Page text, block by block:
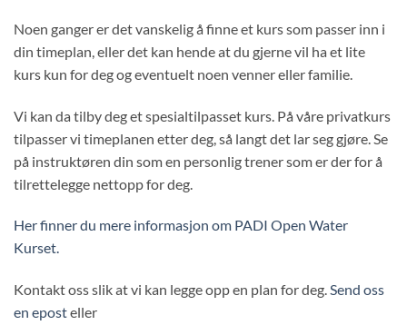
Noen ganger er det vanskelig å finne et kurs som passer inn i
din timeplan, eller det kan hende at du gjerne vil ha et lite
kurs kun for deg og eventuelt noen venner eller familie.
Vi kan da tilby deg et spesialtilpasset kurs. På våre privatkurs
tilpasser vi timeplanen etter deg, så langt det lar seg gjøre. Se
på instruktøren din som en personlig trener som er der for å
tilrettelegge nettopp for deg.
Her finner du mere informasjon om PADI Open Water
Kurset.
Kontakt oss slik at vi kan legge opp en plan for deg.Send oss
en eposteller